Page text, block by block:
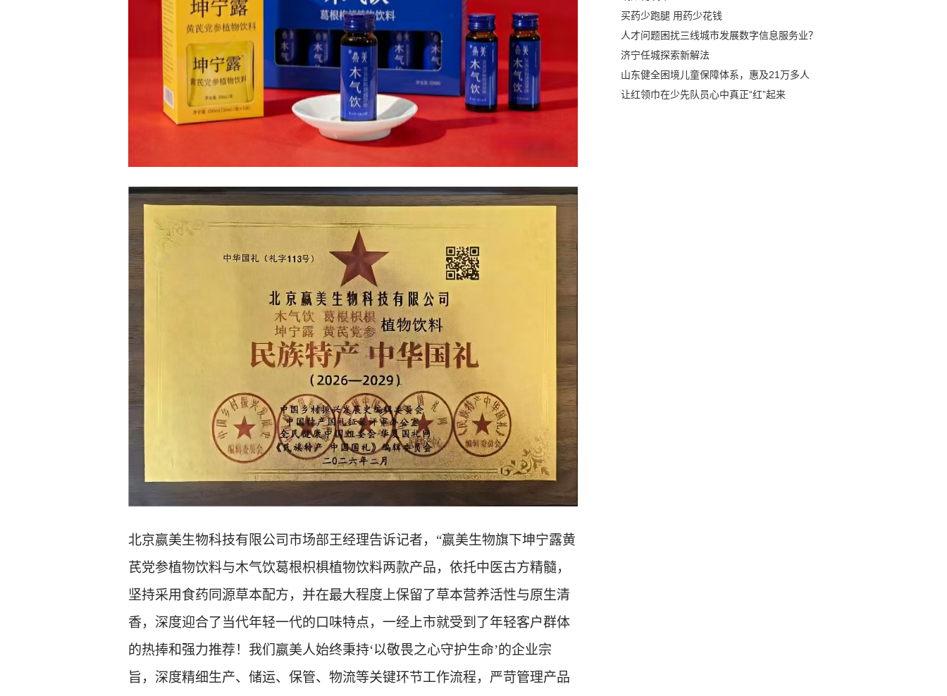
北京嬴美生物科技有限公司市场部王经理告诉记者， “嬴美生物旗下坤宁露黄
芪党参植物饮料与木气饮葛根枳椇植物饮料两款产品，依托中医古方精髓，
坚持采用食药同源草本配方，并在最大程度 上保留了草本营养活性与原生清
香， 深度迎合了当代年轻一代的口味特点，一经上市就受到了年轻客户群体
的热捧和强力推荐！我们嬴美人始终秉持‘以敬畏之心守护生命’的企业宗
旨，深度精细生产、储运、保管、物流等关键环节工作流程，严苛管理产品
买药少跑腿 用药少花钱
人才问题困扰三线城市发展数字信息服务业？
济宁任城探索新解法
山东健全困境儿童保障体系，惠及21万多人
让红领巾在少先队员心中真正“红”起来